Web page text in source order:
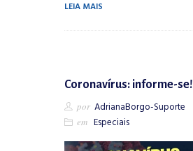
LEIA MAIS
Coronavírus: informe-se!
por AdrianaBorgo-Suporte
em Especiais